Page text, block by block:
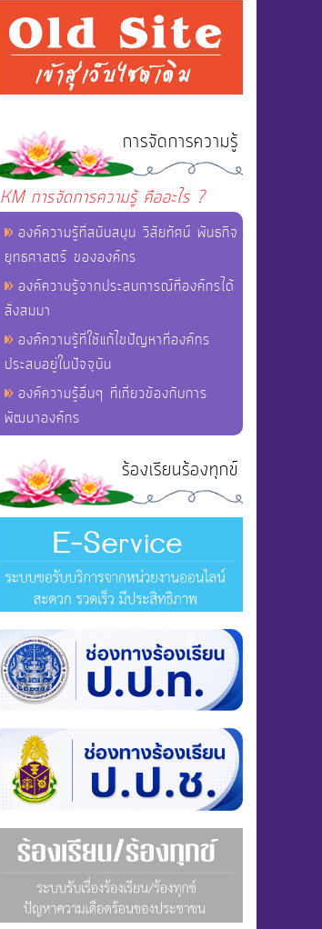
การจัดการความรู้
KM การจัดการความรู้ คืออะไร ?
องค์ความรู้ที่สนับสนุน วิสัยทัศน์ พันธกิจ
ยุทธศาสตร์ ขององค์กร
องค์ความรู้จากประสบการณ์ที่องค์กรได้
สั่งสมมา
องค์ความรู้ที่ใช้แก้ไขปัญหาที่องค์กร
ประสบอยู่ในปัจจุบัน
องค์ความรู้อื่นๆ ที่เกี่ยวข้องกับการ
พัฒนาองค์กร
ร้องเรียนร้องทุกข์